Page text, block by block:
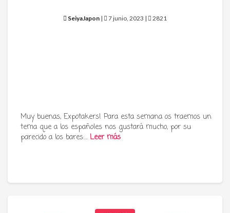
SeiyaJapon | 7 junio, 2023 | 2821
Muy buenas, Expotakers! Para esta semana os traemos un
tema que a los españoles nos gustará mucho, por su
parecido a los bares:… Leer más